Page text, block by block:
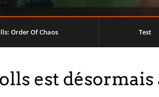
Order Of Chaos Test
est